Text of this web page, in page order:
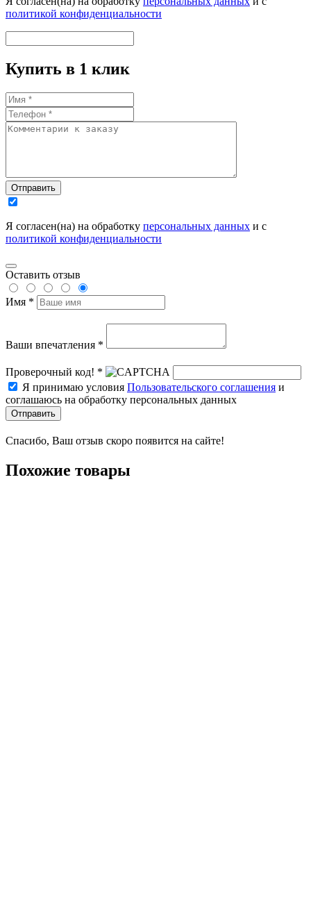
политикой конфиденциальности
Купить в 1 клик
Отправить
Я согласен(на) на обработку персональных данных и с
политикой конфиденциальности
Оставить отзыв
Имя *
Ваши впечатления *
Проверочный код! *
Я принимаю условия Пользовательского соглашения и
соглашаюсь на обработку персональных данных
Отправить
Спасибо, Ваш отзыв скоро появится на сайте!
Похожие товары